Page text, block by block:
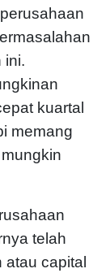
ini.
kuartal
memang
telah
atau capital